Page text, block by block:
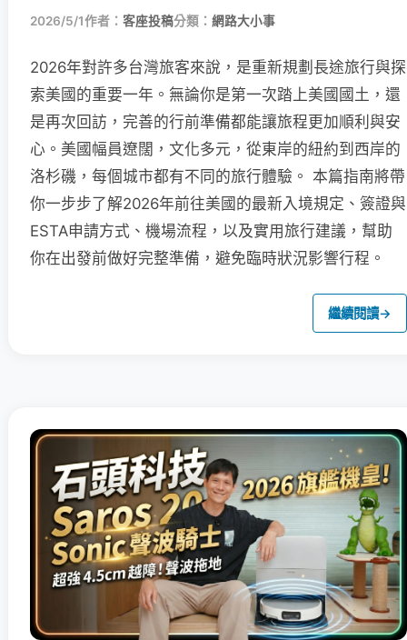
2026/5/1作者： 客座投稿分類： 網路大小事
2026年對許多台灣旅客來說，是重新規劃長途旅行與探
索美國的重要一年。無論你是第一次踏上美國國土，還
是再次回訪，完善的行前準備都能讓旅程更加順利與安
心。美國幅員遼闊，文化多元，從東岸的紐約到西岸的
洛杉磯，每個城市都有不同的旅行體驗。 本篇指南將帶
你一步步了解2026年前往美國的最新入境規定、簽證與
ESTA申請方式、機場流程，以及實用旅行建議，幫助
你在出發前做好完整準備，避免臨時狀況影響行程。
繼續閱讀→